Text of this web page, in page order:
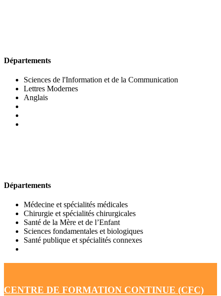
Départements
Sciences de l'Information et de la Communication
Lettres Modernes
Anglais
Départements
Médecine et spécialités médicales
Chirurgie et spécialités chirurgicales
Santé de la Mère et de l’Enfant
Sciences fondamentales et biologiques
Santé publique et spécialités connexes
CENTRE DE FORMATION CONTINUE (CFC)